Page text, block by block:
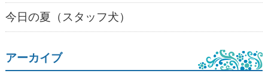
今日の夏（スタッフ犬）
アーカイブ